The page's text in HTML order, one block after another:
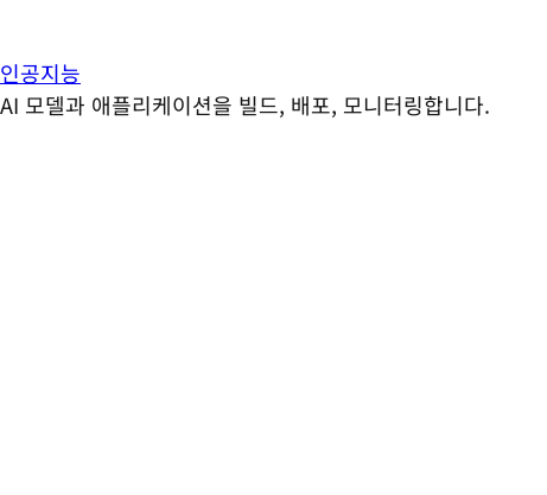
인공지능
AI 모델과 애플리케이션을 빌드, 배포, 모니터링합니다.